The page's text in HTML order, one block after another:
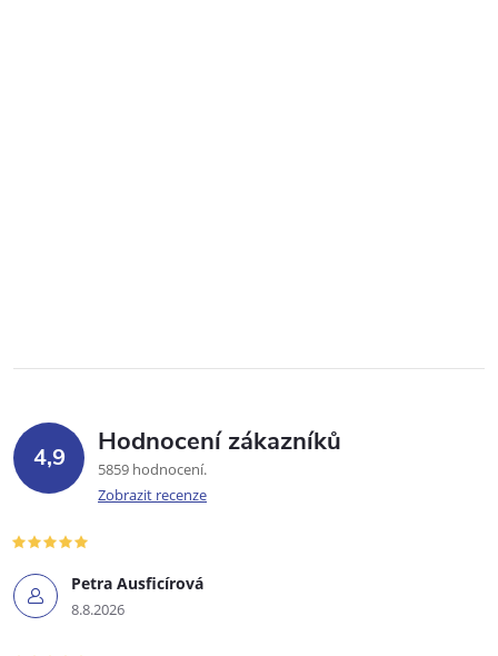
4,9 Hodnocení zákazníků
5859 hodnocení
Zobrazit recenze
Petra Ausficírová
8.8.2026